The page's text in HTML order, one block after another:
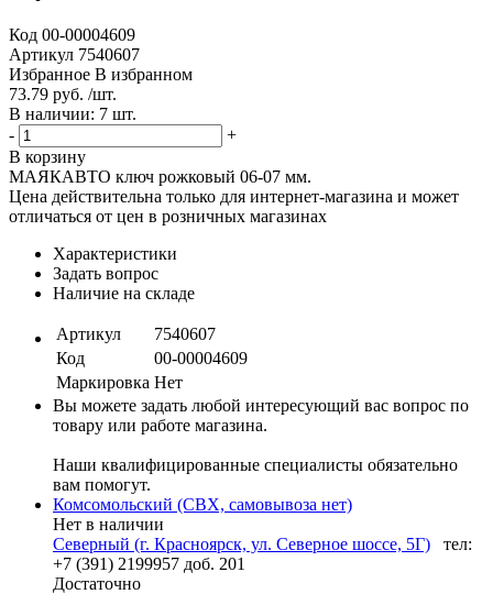
Код 00-00004609
Артикул 7540607
Избранное В избранном
73.79 руб. /шт.
В наличии: 7 шт.
-
+
В корзину
МАЯКАВТО ключ рожковый 06-07 мм.
Цена действительна только для интернет-магазина и может
отличаться от цен в розничных магазинах
Характеристики
Задать вопрос
Наличие на складе
Артикул
7540607
Код
00-00004609
Маркировка Нет
Вы можете задать любой интересующий вас вопрос по
товару или работе магазина.
Наши квалифицированные специалисты обязательно
вам помогут.
Комсомольский (СВХ, самовывоза нет)
Нет в наличии
Северный (г. Красноярск, ул. Северное шоссе, 5Г)
тел:
+7 (391) 2199957 доб. 201
Достаточно